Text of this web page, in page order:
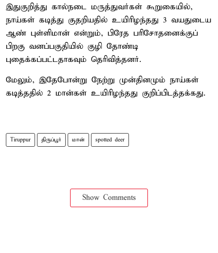
இதுகுறித்து கால்நடை மருத்துவர்கள் கூறுகையில்,
நாய்கள் கடித்து குதறியதில் உயிரிழந்தது 3 வயதுடைய
ஆண் புள்ளிமான் என்றும், பிரேத பரிசோதனைக்குப்
பிறகு வனப்பகுதியில் குழி தோண்டி
புதைக்கப்பட்டதாகவும் தெரிவித்தனர்.
மேலும், இதேபோன்று நேற்று முன்தினமும் நாய்கள்
கடித்ததில் 2 மான்கள் உயிரிழந்தது குறிப்பிடத்தக்கது.
Tiruppur திருப்பூர் மான் spotted deer
Show Comments